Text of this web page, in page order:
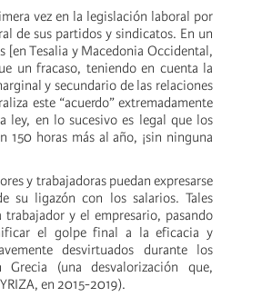
vez en la legislación laboral por
de sus partidos y sindicatos. En un
[en Tesalia y Macedonia Occidental,
un fracaso, teniendo en cuenta la
y secundario de las relaciones
este “acuerdo” extremadamente
ley, en lo sucesivo es legal que los
150 horas más al año, ¡sin ninguna
y trabajadoras puedan expresarse
su ligazón con los salarios. Tales
y el empresario, pasando
el golpe final a la eficacia y
desvirtuados durante los
(una desvalorización que,
en 2015-2019).